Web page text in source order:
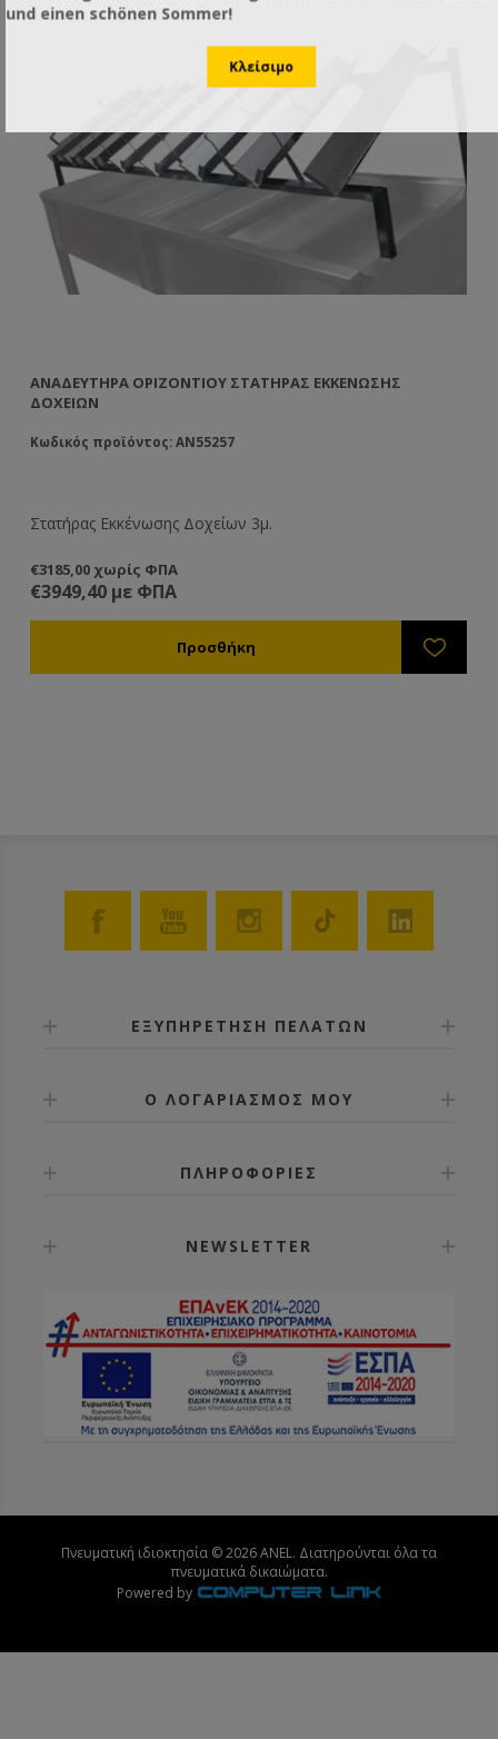
ΑΝΑΔΕΥΤΗΡΑ ΟΡΙΖΟΝΤΙΟΥ ΣΤΑΤΉΡΑΣ ΕΚΚΈΝΩΣΗΣ
ΔΟΧΕΊΩΝ
Κωδικός προϊόντος: AN55257
Στατήρας Εκκένωσης Δοχείων 3μ.
€3185,00 χωρίς ΦΠΑ
€3949,40 με ΦΠΑ
ΕΞΥΠΗΡΕΤΗΣΗ ΠΕΛΑΤΩΝ
Ο ΛΟΓΑΡΙΑΣΜΟΣ ΜΟΥ
ΠΛΗΡΟΦΟΡΙΕΣ
NEWSLETTER
Πνευματική ιδιοκτησία © 2026 ANEL. Διατηρούνται όλα τα
πνευματικά δικαιώματα.
Powered by
und einen schönen Sommer!